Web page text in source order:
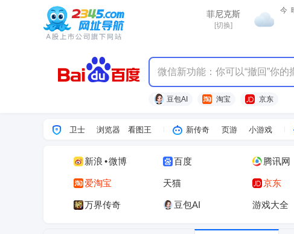
菲尼克斯
[切换]
今
微信新功能：你可以“撤回”你的
豆包AI 淘宝 京东
卫士 浏览器 看图王 新传奇 页游 小游戏
新浪 •微博 百度 腾讯网
爱淘宝 天猫 京东
万界传奇 豆包AI 游戏大全